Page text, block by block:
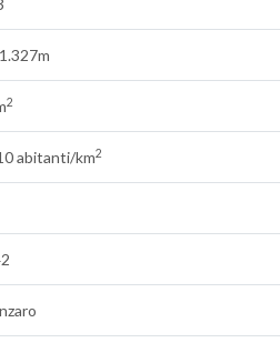
2
abitanti/km2